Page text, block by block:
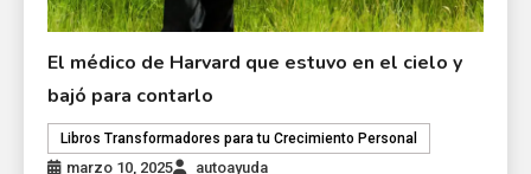
El médico de Harvard que estuvo en el cielo y
bajó para contarlo
Libros Transformadores para tu Crecimiento Personal
marzo 10, 2025
autoayuda